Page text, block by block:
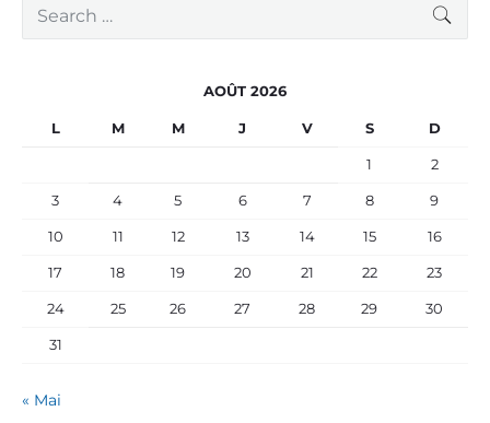
a
AOÛT 2026
L M M J V S D
1 2
3 4 5 6 7 8 9
10 11 12 13 14 15 16
17 18 19 20 21 22 23
24 25 26 27 28 29 30
31
« Mai